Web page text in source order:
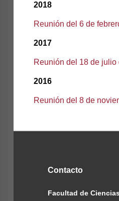
2018
Reunión del 6 de
2017
Reunión del 18 de julio
2016
Reunión del 8 de
Contacto
Facultad de